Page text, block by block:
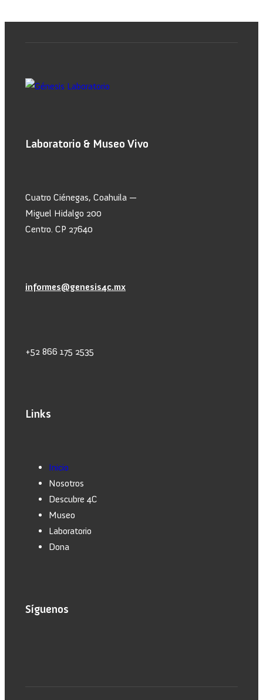
Laboratorio & Museo Vivo
Cuatro Ciénegas, Coahuila —
Miguel Hidalgo 200
Centro. CP 27640
informes@genesis4c.mx
+52 866 175 2535
Links
Inicio
Nosotros
Descubre 4C
Museo
Laboratorio
Dona
Síguenos